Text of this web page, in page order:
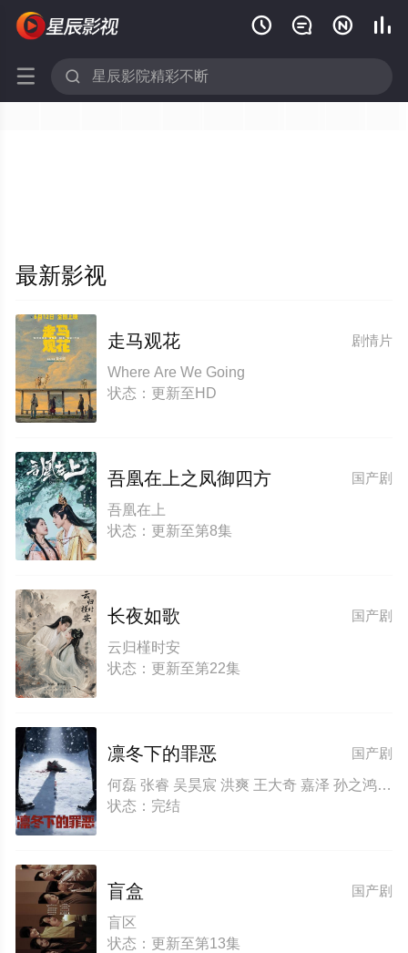
   
 
最新影视
剧情片
走马观花
Where Are We Going
状态：更新至HD
国产剧
吾凰在上之凤御四方
吾凰在上
状态：更新至第8集
国产剧
长夜如歌
云归槿时安
状态：更新至第22集
国产剧
凛冬下的罪恶
何磊 张睿 吴昊宸 洪爽 王大奇 嘉泽 孙之鸿 肖涵 左腾云 刘伟峰 王心嫚 窦新豪 苏宥辰 李繁 刘亭希 刘朔豪 洪冰瑶 刘佳萌 李蒲赫 徐章
状态：完结
国产剧
盲盒
盲区
状态：更新至第13集